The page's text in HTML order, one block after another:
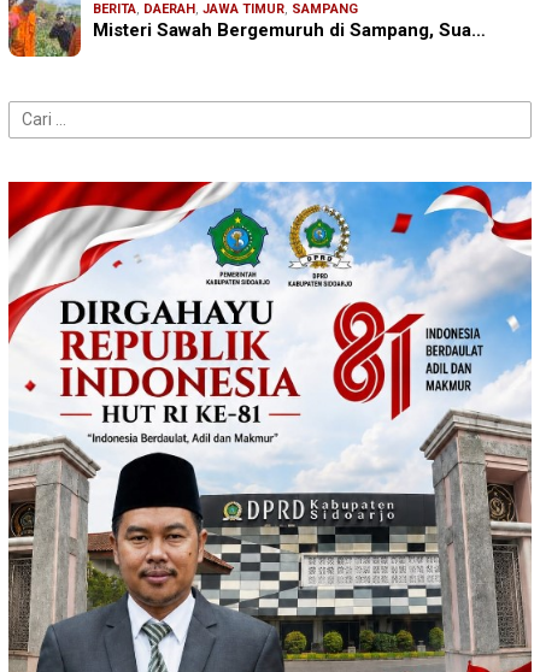
BERITA, DAERAH , JAWA TIMUR, SAMPANG
Misteri Sawah Bergemuruh di Sampang, Sua…
Cari
untuk: